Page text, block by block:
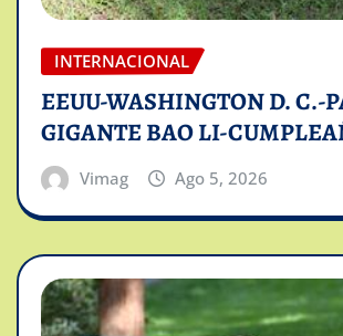
INTERNACIONAL
EEUU-WASHINGTON D. C.-
GIGANTE BAO LI-
Vimag Ago 5, 2026